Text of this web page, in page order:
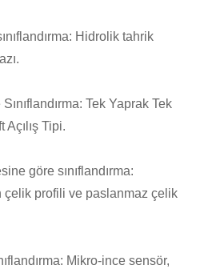
Hidrolik tahrik
Tek Yaprak Tek
Açılış Tipi.
göre sınıflandırma:
profili ve paslanmaz çelik
Mikro-ince sensör,